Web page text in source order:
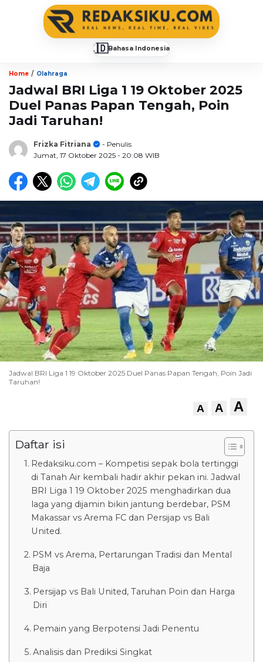
🇮🇩Bahasa Indonesia
Home / Olahraga
Jadwal BRI Liga 1 19 Oktober 2025
Duel Panas Papan Tengah, Poin
Jadi Taruhan!
Frizka Fitriana
- Penulis
Jumat, 17 Oktober 2025 - 20:08 WIB
Jadwal BRI Liga 1 19 Oktober 2025 Duel Panas Papan Tengah, Poin Jadi
Taruhan!
A A A
Daftar isi
Redaksiku.com – Kompetisi sepak bola tertinggi
di Tanah Air kembali hadir akhir pekan ini. Jadwal
BRI Liga 1 19 Oktober 2025 menghadirkan dua
laga yang dijamin bikin jantung berdebar, PSM
Makassar vs Arema FC dan Persijap vs Bali
United.
PSM vs Arema, Pertarungan Tradisi dan Mental
Baja
Persijap vs Bali United, Taruhan Poin dan Harga
Diri
Pemain yang Berpotensi Jadi Penentu
Analisis dan Prediksi Singkat